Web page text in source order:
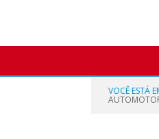
VOCÊ ESTÁ